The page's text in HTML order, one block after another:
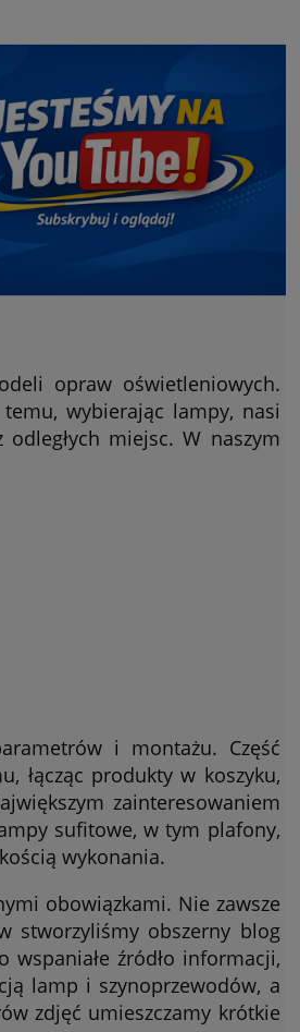
opraw oświetleniowych.
wybierając lampy, nasi
miejsc. W naszym
i montażu. Część
łącząc produkty w koszyku,
zainteresowaniem
sufitowe, w tym plafony,
wykonania.
obowiązkami. Nie zawsze
stworzyliśmy obszerny blog
źródło informacji,
lamp i szynoprzewodów, a
zdjęć umieszczamy krótkie